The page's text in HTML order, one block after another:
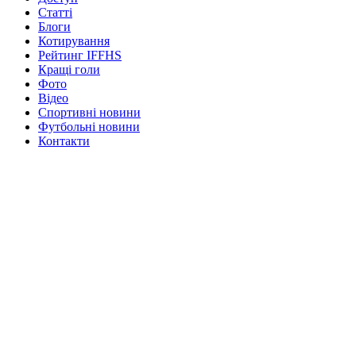
Статті
Блоги
Котирування
Рейтинг IFFHS
Кращі голи
Фото
Відео
Спортивні новини
Футбольні новини
Контакти